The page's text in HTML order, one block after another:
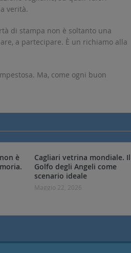
verità.
di stampa non è soltanto una
a partecipare. È un richiamo alla
Ma, come ogni buon
è
Cagliari vetrina mondiale. Il
Golfo degli Angeli come
scenario ideale
Maggio 22, 2026